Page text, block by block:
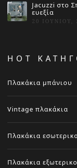
Jacuzzi στο
ευεξία
20 ΙΟΥΝΊΟΥ,
HOT
Πλακάκια μπάνιου
Vintage πλακάκια
Πλακάκια
Πλακάκια